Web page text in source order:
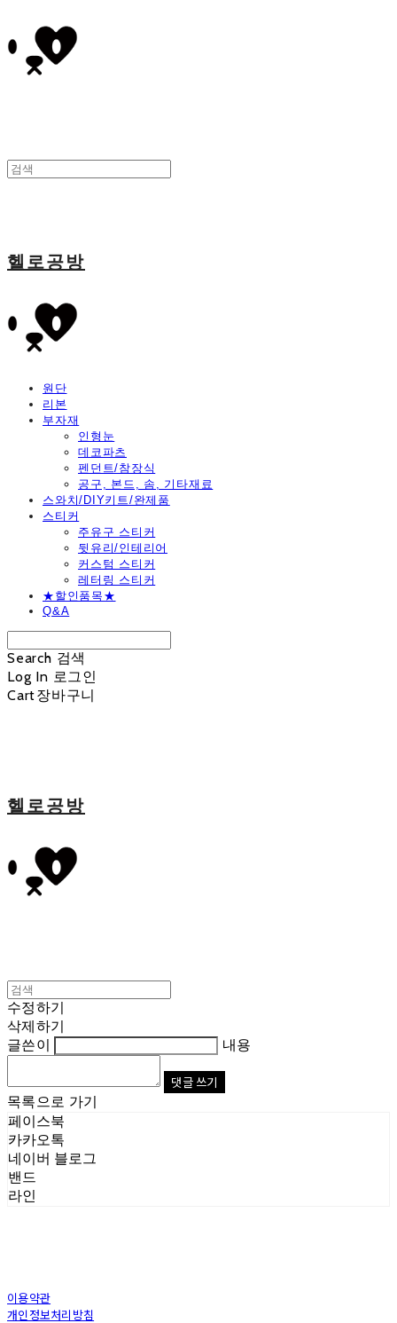
헬로공방
원단
리본
부자재
인형눈
데코파츠
펜던트/참장식
공구, 본드, 솜, 기타재료
스와치/DIY키트/완제품
스티커
주유구 스티커
뒷유리/인테리어
커스텀 스티커
레터링 스티커
★할인품목★
Q&A
Search 검색
Log In 로그인
Cart장바구니
헬로공방
수정하기
삭제하기
글쓴이
내용
댓글 쓰기
목록으로 가기
페이스북
카카오톡
네이버 블로그
밴드
라인
이용약관
개인정보처리방침